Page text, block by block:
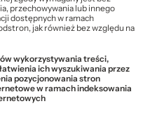
przechowywania lub innego
dostępnych w ramach
jak również bez względu na
wykorzystywania treści,
ich wyszukiwania przez
pozycjonowania stron
w ramach indeksowania